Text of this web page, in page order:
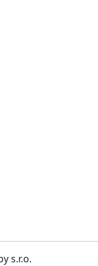
s.r.o.